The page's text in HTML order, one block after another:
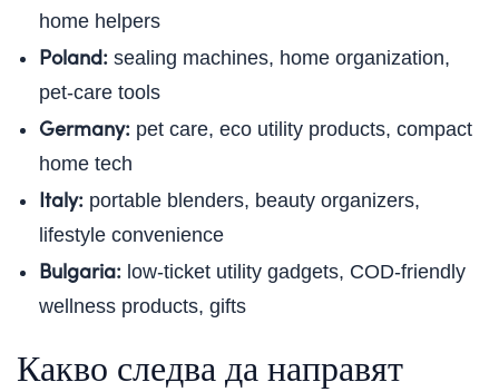
home helpers
Poland: sealing machines, home organization,
pet-care tools
Germany: pet care, eco utility products, compact
home tech
Italy: portable blenders, beauty organizers,
lifestyle convenience
Bulgaria: low-ticket utility gadgets, COD-friendly
wellness products, gifts
Какво следва да направят